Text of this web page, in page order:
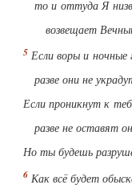
то и оттуда Я
возвещает
Если воры и ночные
разве они не
Если проникнут к
разве не оставят
Но ты будешь
Как всё будет